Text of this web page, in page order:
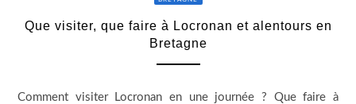
Que visiter, que faire à Locronan et alentours en
Bretagne
Comment visiter Locronan en une journée ? Que faire à